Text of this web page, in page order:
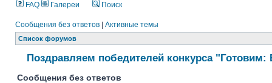
FAQ Галереи Поиск
Сообщения без ответов Активные темы
Список форумов
Поздравляем победителей конкурса
Сообщения без ответов